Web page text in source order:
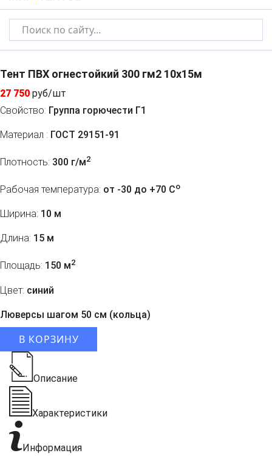
Тент ПВХ огнестойкий 300 гм2 10х15м
27 750 руб/шт
Свойство: Группа горючести Г1
Материал : ГОСТ 29151-91
Плотность: 300 г/м2
Рабочая температура: от -30 до +70 Co
Ширина: 10 м
Длина: 15 м
Площадь: 150 м2
Цвет: синий
Люверсы шагом 50 см (кольца)
В КОРЗИНУ
Описание
Характеристики
Информация